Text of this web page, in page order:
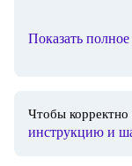
Показать
Чтобы корректно
инструкцию и